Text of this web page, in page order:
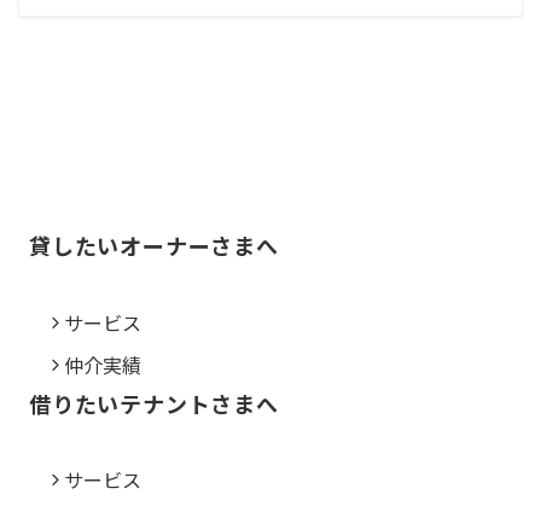
貸したいオーナーさまへ
サービス
仲介実績
借りたいテナントさまへ
サービス